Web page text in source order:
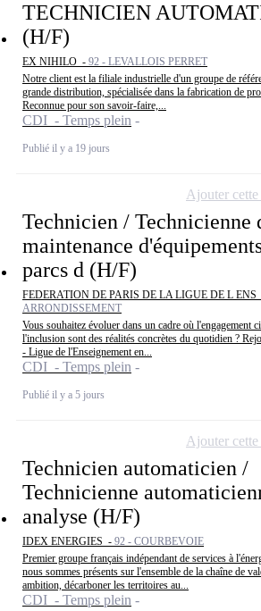
TECHNICIEN
(H/F)
EX NIHILO - 92 - LEVALLOIS PERRET
Notre client est la filiale industrielle d'un groupe de
grande distribution, spécialisée dans la fabrication de
Reconnue pour son savoir-faire,...
CDI - Temps plein
Publié il y a 19 jours
Technicien / Technicienne
maintenance
parcs d (H/F)
FEDERATION DE PARIS DE LA LIGUE DE L ENS
ARRONDISSEMENT
Vous souhaitez évoluer dans un cadre où l'engagement
l'inclusion sont des réalités concrètes du quotidien ?
- Ligue de l'Enseignement en...
CDI - Temps plein
Publié il y a 5 jours
Ajouter
Technicien automaticien /
Technicienne
analyse (H/F)
IDEX ENERGIES - 92 - COURBEVOIE
Premier groupe français indépendant de services à
nous sommes présents sur l'ensemble de la chaîne de
ambition, décarboner les territoires au...
CDI - Temps plein
Ajouter